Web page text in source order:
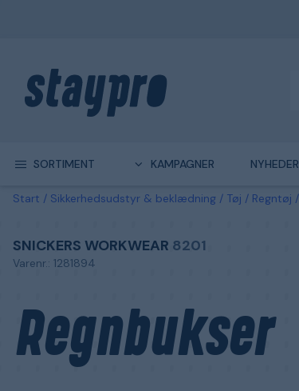
SORTIMENT KAMPAGNER NYHEDER
Start Sikkerhedsudstyr & beklædning Tøj Regntøj
SNICKERS WORKWEAR 8201
Varenr.: 1281894
Regnbukser